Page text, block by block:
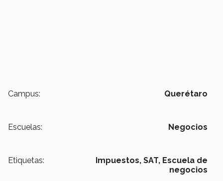
Campus: Querétaro
Escuelas: Negocios
Etiquetas: Impuestos, SAT, Escuela de
negocios